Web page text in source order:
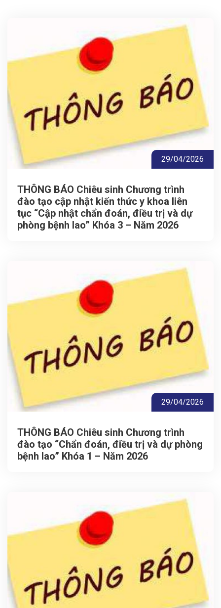
29/04/2026
THÔNG BÁO Chiêu sinh Chương trình
đào tạo cập nhật kiến thức y khoa liên
tục “Cập nhật chẩn đoán, điều trị và dự
phòng bệnh lao” Khóa 3 – Năm 2026
29/04/2026
THÔNG BÁO Chiêu sinh Chương trình
đào tạo “Chẩn đoán, điều trị và dự phòng
bệnh lao” Khóa 1 – Năm 2026